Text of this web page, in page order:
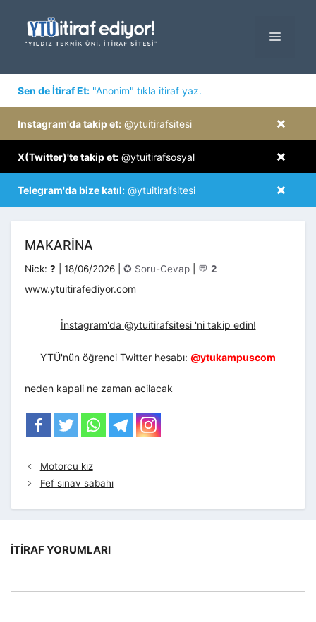
MENÜ
Sen de İtiraf Et: "Anonim" tıkla itiraf yaz.
×
Instagram'da takip et: @ytuitirafsitesi
×
X(Twitter)'te takip et: @ytuitirafsosyal
×
Telegram'da bize katıl: @ytuitirafsitesi
MAKARINA
Nick: ? 18/06/2026 Kategoriler
✪ Soru-Cevap 💬 2
www.ytuitirafediyor.com
İnstagram'da @ytuitirafsitesi 'ni takip edin!
YTÜ'nün öğrenci Twitter hesabı: @ytukampuscom
neden kapali ne zaman acilacak
Motorcu kız
Fef sınav sabahı
İTIRAF YORUMLARI